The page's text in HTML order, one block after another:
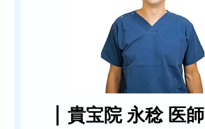
貴宝院 永稔 医師